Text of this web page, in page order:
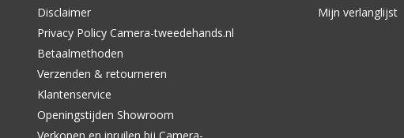
Disclaimer
Privacy Policy Camera-tweedehands.nl
Betaalmethoden
Verzenden & retourneren
Klantenservice
Openingstijden Showroom
Mijn verlanglijst